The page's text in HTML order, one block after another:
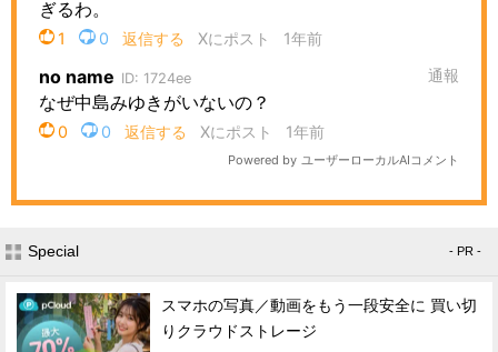
Special - PR -
スマホの写真／動画をもう一段安全に 買い切
りクラウドストレージ